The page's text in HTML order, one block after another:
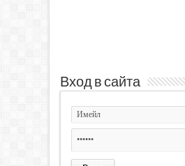
Вход в сайта